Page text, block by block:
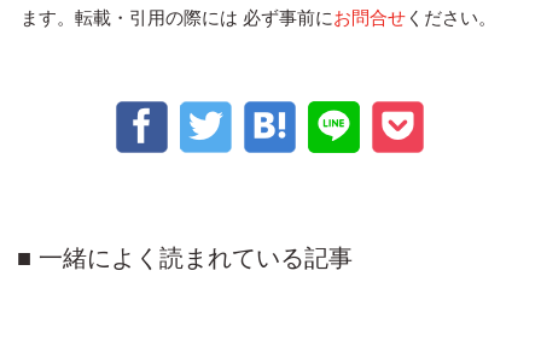
ます。転載・引用の際には 必ず事前にお問合せ ください。
一緒によく読まれている記事